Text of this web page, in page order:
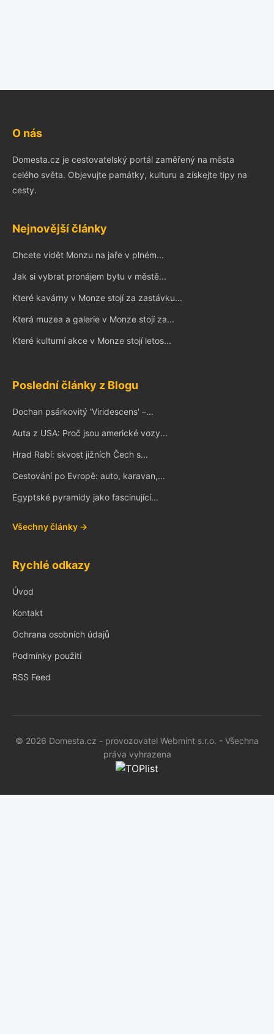
O nás
Domesta.cz je cestovatelský portál zaměřený na města
celého světa. Objevujte památky, kulturu a získejte tipy na
cesty.
Nejnovější články
Chcete vidět Monzu na jaře v plném...
Jak si vybrat pronájem bytu v městě...
Které kavárny v Monze stojí za zastávku...
Která muzea a galerie v Monze stojí za...
Které kulturní akce v Monze stojí letos...
Poslední články z Blogu
Dochan psárkovitý 'Viridescens' –...
Auta z USA: Proč jsou americké vozy...
Hrad Rabí: skvost jižních Čech s...
Cestování po Evropě: auto, karavan,...
Egyptské pyramidy jako fascinující...
Všechny články →
Rychlé odkazy
Úvod
Kontakt
Ochrana osobních údajů
Podmínky použití
RSS Feed
© 2026 Domesta.cz - provozovatel Webmint s.r.o. - Všechna
práva vyhrazena